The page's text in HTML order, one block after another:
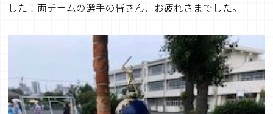
した！両チームの選手の皆さん、お疲れさまでした。